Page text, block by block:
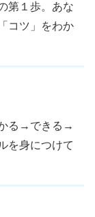
第１歩。あな
コツ」をわか
る→できる→
を身につけて